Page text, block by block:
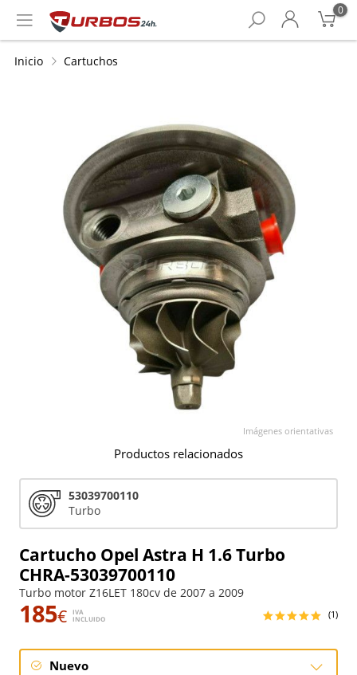
0
Inicio Cartuchos
Cartucho Opel Astra H 1.6 Turbo
CHRA-53039700110
Turbo motor Z16LET 180cv de 2007 a 2009
185€
IVA
INCLUIDO
(1)
Nuevo
Imágenes orientativas
Productos relacionados
53039700110
Turbo